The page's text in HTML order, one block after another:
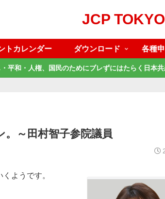
JCP TOKYO
トカレンダー ダウンロード 各種
・平和・人権、国民のためにブレずにはたらく日本
。～田村智子参院議員
ようです。